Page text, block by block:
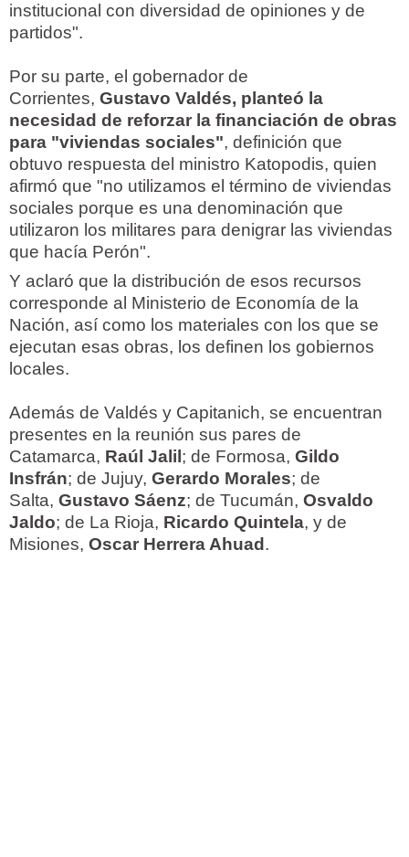
institucional con diversidad de opiniones y de
partidos".
Por su parte, el gobernador de
Corrientes, Gustavo Valdés, planteó la
necesidad de reforzar la financiación de obras
para "viviendas sociales", definición que
obtuvo respuesta del ministro Katopodis, quien
afirmó que "no utilizamos el término de viviendas
sociales porque es una denominación que
utilizaron los militares para denigrar las viviendas
que hacía Perón".
Y aclaró que la distribución de esos recursos
corresponde al Ministerio de Economía de la
Nación, así como los materiales con los que se
ejecutan esas obras, los definen los gobiernos
locales.
Además de Valdés y Capitanich, se encuentran
presentes en la reunión sus pares de
Catamarca, Raúl Jalil; de Formosa, Gildo
Insfrán; de Jujuy, Gerardo Morales; de
Salta, Gustavo Sáenz; de Tucumán, Osvaldo
Jaldo; de La Rioja, Ricardo Quintela, y de
Misiones, Oscar Herrera Ahuad.